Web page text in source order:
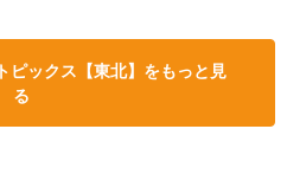
ピックス【東北】をもっと見
る